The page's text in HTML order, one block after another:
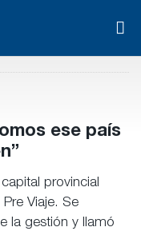
privado
ese país
provincial
Viaje. Se
la gestión y llamó